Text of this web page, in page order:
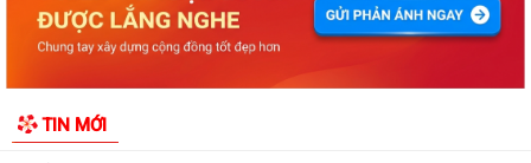
TIN MỚI
KHẢO SÁT, THĂM DÒ Ý KIẾN SAU 01 NĂM THỰC HIỆN MÔ HÌNH CHÍNH
QUYỀN ĐỊA PHƯƠNG 02 CẤP
tư của cộng đồng các công trình,...